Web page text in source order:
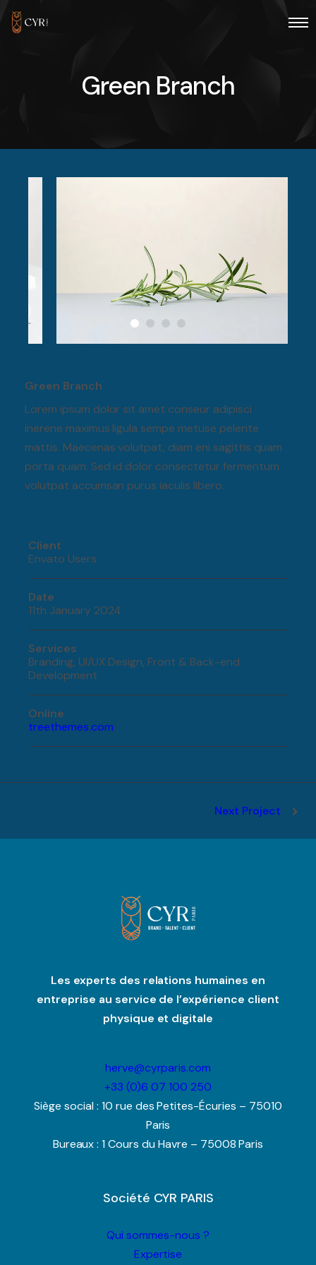
Green Branch
Green Branch
Lorem ipsum dolor sit amet conseur adipisci
inerene maximus ligula sempe metuse pelente
mattis. Maecenas volutpat, diam eni sagittis quam
porta quam. Sed id dolor consectetur fermentum
volutpat accumsan purus iaculis libero.
Client
Envato Users
Date
11th January 2024
Services
Branding, UI/UX Design, Front & Back-end
Development
Online
treethemes.com
Next Project
Les experts des relations humaines en
entreprise au service de l’expérience client
physique et digitale
herve@cyrparis.com
+33 (0)6 07 100 250
Siège social : 10 rue des Petites-Écuries – 75010
Paris
Bureaux : 1 Cours du Havre – 75008 Paris
Société CYR PARIS
Qui sommes-nous ?
Expertise